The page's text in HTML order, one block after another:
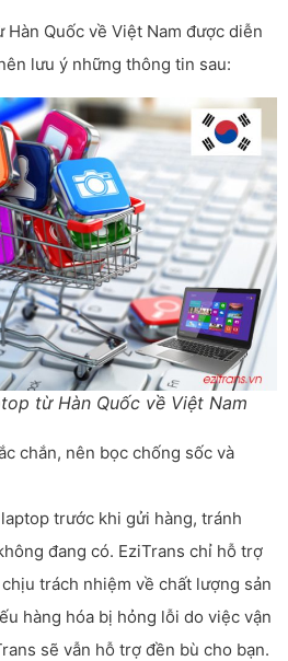
Quốc về Việt Nam được diễn
lưu ý những thông tin sau:
từ Hàn Quốc về Việt Nam
chắn, nên bọc chống sốc và
trước khi gửi hàng, tránh
đang có. EziTrans chỉ hỗ trợ
trách nhiệm về chất lượng sản
hàng hóa bị hỏng lỗi do việc vận
sẽ vẫn hỗ trợ đền bù cho bạn.